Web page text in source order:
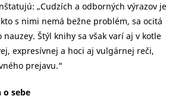
„Cudzích a odborných výrazov je
s nimi nemá bežne problém, sa ocitá
nauzey. Štýl knihy sa však varí aj v kotle
expresívnej a hoci aj vulgárnej reči,
prejavu.“
o sebe